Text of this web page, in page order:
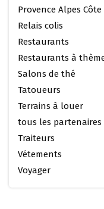
Provence Alpes Côte
Relais colis
Restaurants
Restaurants à
Salons de thé
Tatoueurs
Terrains à louer
tous les partenaires
Traiteurs
Vétements
Voyager